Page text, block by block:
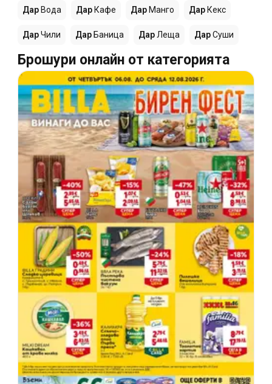
Дар Вода Дар Кафе Дар Манго Дар Кекс
ДарЧили Дар Баница ДарЛеща ДарСуши
Брошури онлайн от категорията